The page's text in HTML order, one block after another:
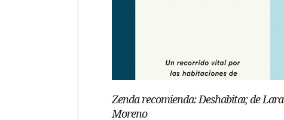
Zenda recomienda: Deshabitar, de Lara
Moreno